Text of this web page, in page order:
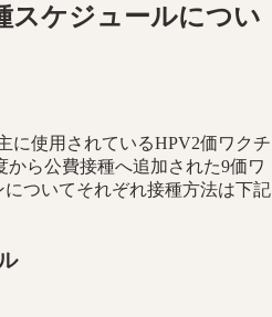
スケジュールについ
に使用されているHPV2価ワクチ
から公費接種へ追加された9価ワ
ついてそれぞれ接種方法は下記